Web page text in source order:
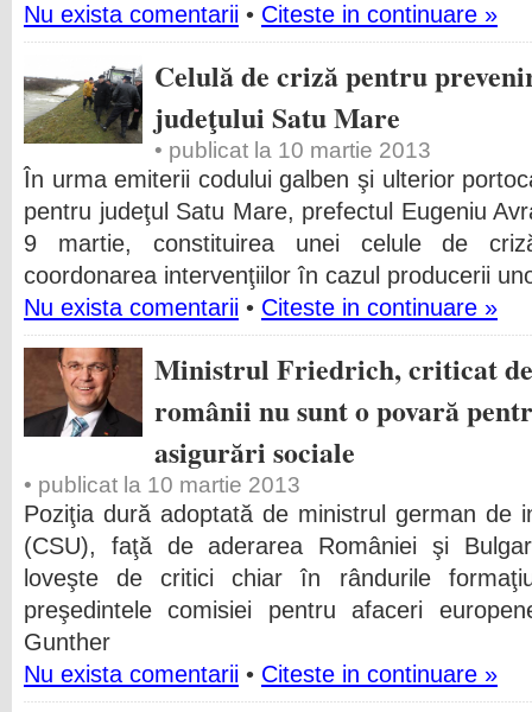
Nu exista comentarii • Citeste in continuare »
Celulă de criză pentru
judeţului Satu Mare
• publicat la 10 martie 2013
În urma emiterii codului galben şi ulterior
pentru judeţul Satu Mare, prefectul Eugeniu
9 martie, constituirea unei celule de
coordonarea intervenţiilor în cazul producerii
Nu exista comentarii • Citeste in continuare »
Ministrul Friedrich, criticat
românii nu sunt o povară
asigurări sociale
• publicat la 10 martie 2013
Poziţia dură adoptată de ministrul german de
(CSU), faţă de aderarea României şi
loveşte de critici chiar în rândurile
preşedintele comisiei pentru afaceri
Gunther
Nu exista comentarii • Citeste in continuare »